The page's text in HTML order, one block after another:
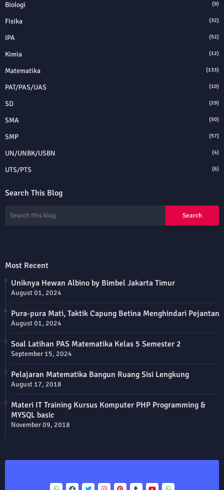
Biologi (9)
Fisika (32)
IPA (52)
Kimia (12)
Matematika (133)
PAT/PAS/UAS (10)
SD (29)
SMA (50)
SMP (57)
UN/UNBK/USBN (4)
UTS/PTS (6)
Search This Blog
Most Recent
Uniknya Hewan Albino by Bimbel Jakarta Timur
August 01, 2024
Pura-pura Mati, Taktik Capung Betina Menghindari Pejantan
August 01, 2024
Soal Latihan PAS Matematika Kelas 5 Semester 2
September 15, 2024
Pelajaran Matematika Bangun Ruang Sisi Lengkung
August 17, 2018
Materi IT Training Kursus Komputer PHP Programming &
MYSQL basic
November 09, 2018